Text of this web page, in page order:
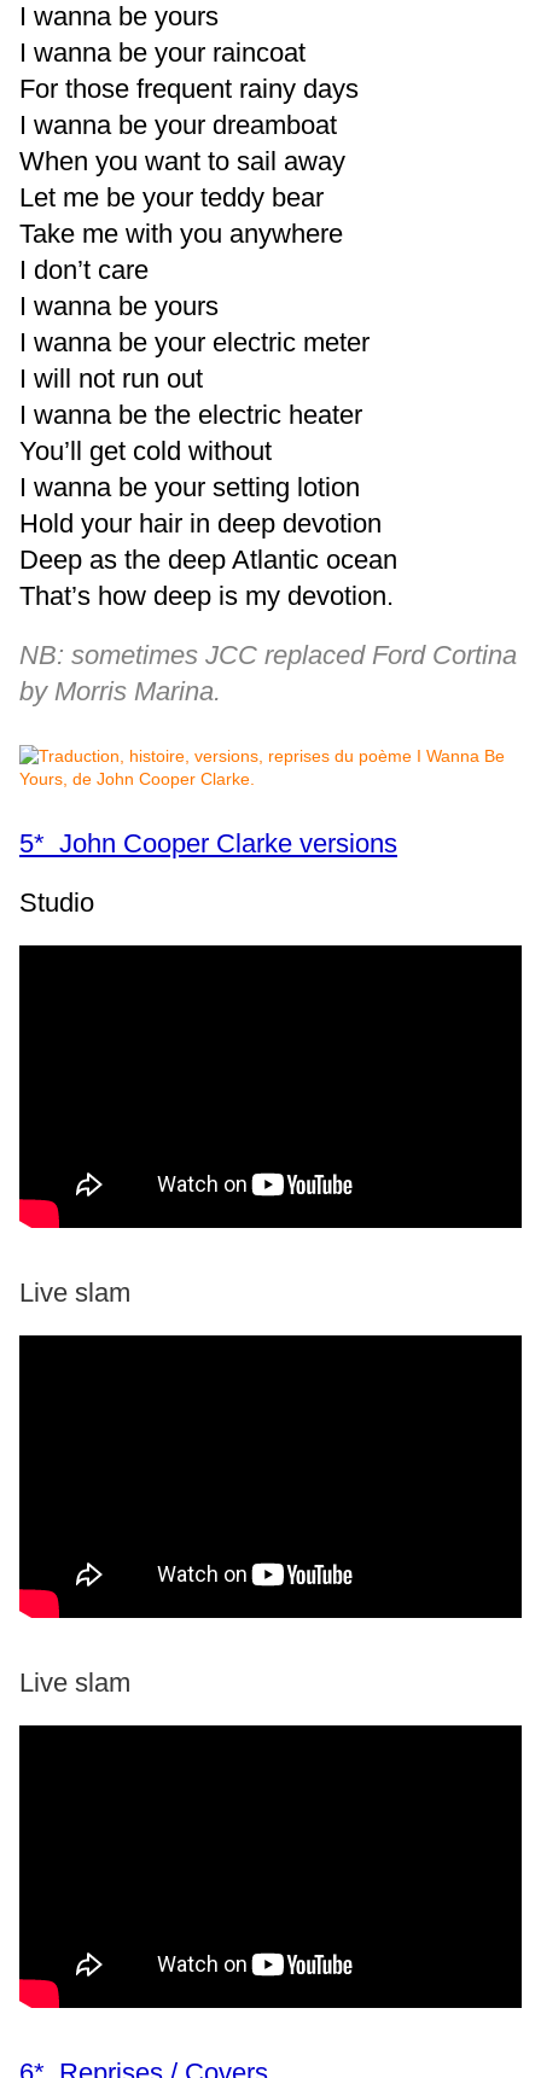
I wanna be yours
I wanna be your raincoat
For those frequent rainy days
I wanna be your dreamboat
When you want to sail away
Let me be your teddy bear
Take me with you anywhere
I don’t care
I wanna be yours
I wanna be your electric meter
I will not run out
I wanna be the electric heater
You’ll get cold without
I wanna be your setting lotion
Hold your hair in deep devotion
Deep as the deep Atlantic ocean
That’s how deep is my devotion.
NB: sometimes JCC replaced Ford Cortina
by Morris Marina.
5* John Cooper Clarke versions
Studio
Live slam
Live slam